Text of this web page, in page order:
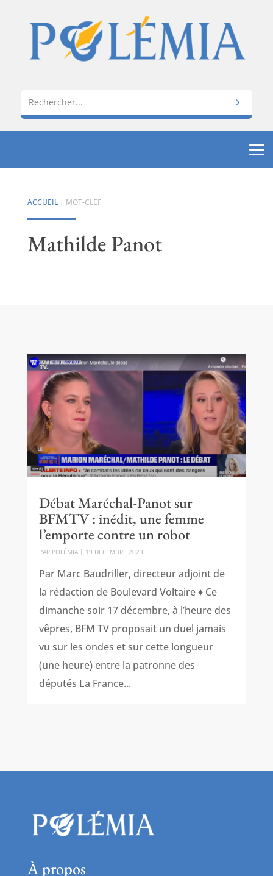
ACCUEIL| MOT-CLEF
Mathilde Panot
Débat Maréchal-Panot sur
BFMTV : inédit, une femme
l’emporte contre un robot
PAR POLÉMIA| 19 DÉCEMBRE 2023
Par Marc Baudriller, directeur adjoint de
la rédaction de Boulevard Voltaire ♦ Ce
dimanche soir 17 décembre, à l’heure des
vêpres, BFM TV proposait un duel jamais
vu sur les ondes et sur cette longueur
(une heure) entre la patronne des
députés La France...
À propos